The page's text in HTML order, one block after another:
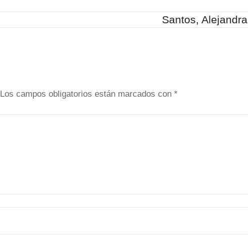
Santos, Alejandra
Los campos obligatorios están marcados con *